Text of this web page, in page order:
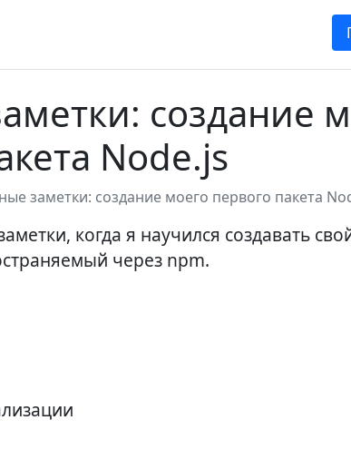
создание
Node.js
заметки: создание моего первого пакета
когда я научился создавать
через npm.